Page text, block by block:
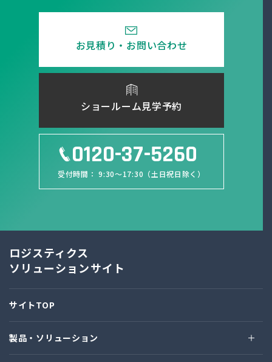
お見積り・お問い合わせ
ショールーム見学予約
0120-37-5260
受付時間： 9:30～17:30（土日祝日除く）
ロジスティクス
ソリューションサイト
サイトTOP
製品・ソリューション